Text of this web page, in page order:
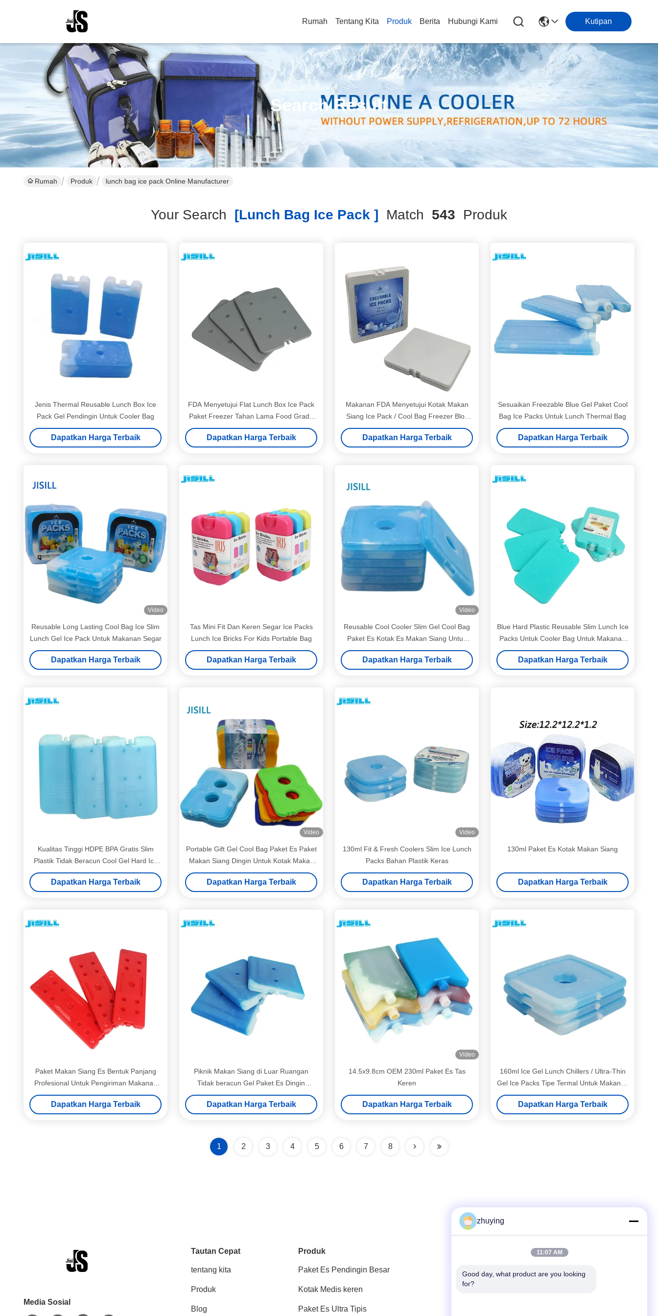
Rumah Tentang Kita Produk Berita Hubungi Kami Kutipan
Search Result
Rumah Produk lunch bag ice pack Online Manufacturer
Your Search [lunch Bag Ice Pack ] Match 543 Produk
Jenis Thermal Reusable Lunch Box Ice
Pack Gel Pendingin Untuk Cooler Bag
Dapatkan Harga Terbaik
FDA Menyetujui Flat Lunch Box Ice Pack
Paket Freezer Tahan Lama Food Grade
HDPE
Dapatkan Harga Terbaik
Makanan FDA Menyetujui Kotak Makan
Siang Ice Pack / Cool Bag Freezer Blok
Warna Gray
Dapatkan Harga Terbaik
Sesuaikan Freezable Blue Gel Paket Cool
Bag Ice Packs Untuk Lunch Thermal Bag
Dapatkan Harga Terbaik
Video
Reusable Long Lasting Cool Bag Ice Slim
Lunch Gel Ice Pack Untuk Makanan Segar
Dapatkan Harga Terbaik
Tas Mini Fit Dan Keren Segar Ice Packs
Lunch Ice Bricks For Kids Portable Bag
Dapatkan Harga Terbaik
Video
Reusable Cool Cooler Slim Gel Cool Bag
Paket Es Kotak Es Makan Siang Untuk
Anak-Anak
Dapatkan Harga Terbaik
Blue Hard Plastic Reusable Slim Lunch Ice
Packs Untuk Cooler Bag Untuk Makanan
Beku
Dapatkan Harga Terbaik
Kualitas Tinggi HDPE BPA Gratis Slim
Plastik Tidak Beracun Cool Gel Hard Ice
Pack Cooler Untuk Makanan Beku Di Tas
Makan Siang
Dapatkan Harga Terbaik
Video
Portable Gift Gel Cool Bag Paket Es Paket
Makan Siang Dingin Untuk Kotak Makan
Siang paket freezer biru
Dapatkan Harga Terbaik
Video
130ml Fit & Fresh Coolers Slim Ice Lunch
Packs Bahan Plastik Keras
Dapatkan Harga Terbaik
130ml Paket Es Kotak Makan Siang
Dapatkan Harga Terbaik
Paket Makan Siang Es Bentuk Panjang
Profesional Untuk Pengiriman Makanan
32 * 11 * 2 CM Ukuran
Dapatkan Harga Terbaik
Piknik Makan Siang di Luar Ruangan
Tidak beracun Gel Paket Es Dingin
Pendingin Makanan Beku
Dapatkan Harga Terbaik
Video
14.5x9.8cm OEM 230ml Paket Es Tas
Keren
Dapatkan Harga Terbaik
160ml Ice Gel Lunch Chillers / Ultra-Thin
Gel Ice Packs Tipe Termal Untuk Makanan
Beku
Dapatkan Harga Terbaik
1 2 3 4 5 6 7 8
Media Sosial
Tautan Cepat
tentang kita
Produk
Blog
Produk
Paket Es Pendingin Besar
Kotak Medis keren
Paket Es Ultra Tipis
tel
zhuying
11:07 AM
Good day, what product are you looking
for?